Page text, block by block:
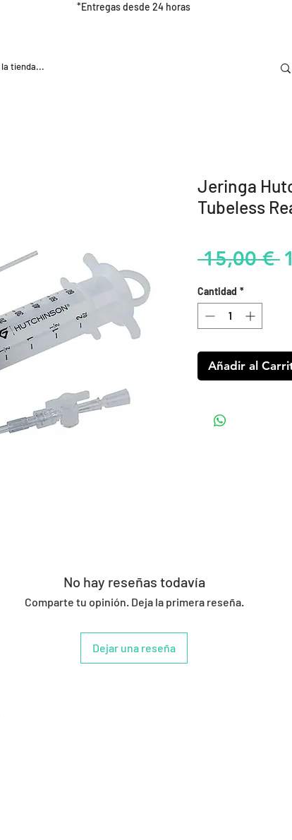
*Entregas desde 24 horas
Jeringa
Tubeless
15,00 €
Cantidad *
Añadir al
No hay reseñas todavía
Comparte tu opinión. Deja la primera reseña.
Dejar una reseña